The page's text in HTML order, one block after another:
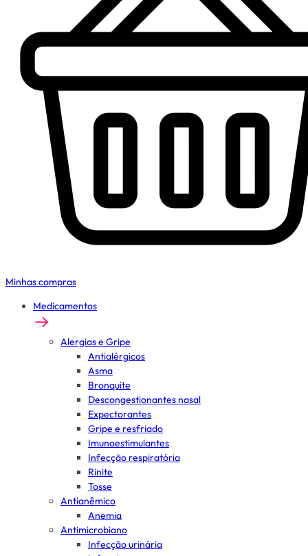
Minhas compras
Medicamentos
Alergias e Gripe
Antialérgicos
Asma
Bronquite
Descongestionantes nasal
Expectorantes
Gripe e resfriado
Imunoestimulantes
Infecção respiratória
Rinite
Tosse
Antianêmico
Anemia
Antimicrobiano
Infecção urinária